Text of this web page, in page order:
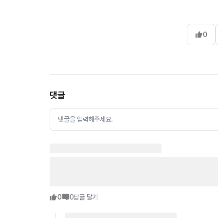
0
댓글
댓글을 입력해주세요.
0 0답글 달기